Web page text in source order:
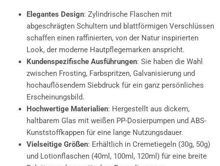
Elegantes Design: Zylindrische Flaschen mit
abgeschrägten Schultern und blattförmigen Verschlüssen
schaffen einen raffinierten, von der Natur inspirierten
Look, der moderne Hautpflegemarken anspricht.
Kundenspezifische Ausführungen: Sie haben die Wahl
zwischen Frosting, Farbspritzen, Galvanisierung und
hochauflösendem Siebdruck für ein ganz persönliches
Erscheinungsbild.
Hochwertige Materialien: Hergestellt aus dickem,
haltbarem Glas mit weißen PP-Dosierpumpen und ABS-
Kunststoffkappen für eine lange Nutzungsdauer.
Vielseitige Größen: Erhältlich in Cremetiegeln (30g, 50g)
und Lotionflaschen (40ml, 100ml, 120ml) für eine breite